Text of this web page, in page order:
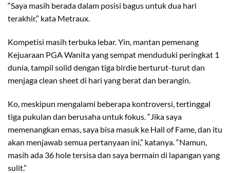
“Saya masih berada dalam posisi bagus untuk dua hari
terakhir,” kata Metraux.
Kompetisi masih terbuka lebar. Yin, mantan pemenang
Kejuaraan PGA Wanita yang sempat menduduki peringkat 1
dunia, tampil solid dengan tiga birdie berturut-turut dan
menjaga clean sheet di hari yang berat dan berangin.
Ko, meskipun mengalami beberapa kontroversi, tertinggal
tiga pukulan dan berusaha untuk fokus. “Jika saya
memenangkan emas, saya bisa masuk ke Hall of Fame, dan itu
akan menjawab semua pertanyaan ini,” katanya. “Namun,
masih ada 36 hole tersisa dan saya bermain di lapangan yang
sulit.”